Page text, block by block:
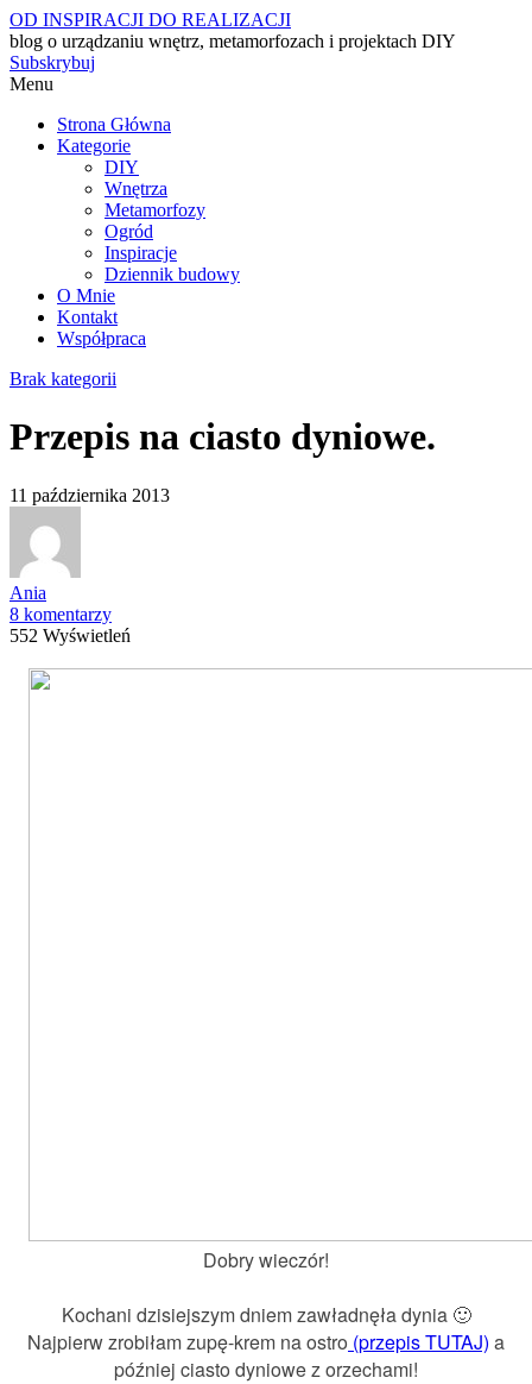
OD INSPIRACJI DO REALIZACJI
blog o urządzaniu wnętrz, metamorfozach i projektach DIY
Subskrybuj
Menu
Strona Główna
Kategorie
DIY
Wnętrza
Metamorfozy
Ogród
Inspiracje
Dziennik budowy
O Mnie
Kontakt
Współpraca
Brak kategorii
Przepis na ciasto dyniowe.
11 października 2013
Ania
8 komentarzy
552 Wyświetleń
Dobry wieczór!
Kochani dzisiejszym dniem zawładnęła dynia 🙂
Najpierw zrobiłam zupę-krem na ostro (przepis TUTAJ) a
później ciasto dyniowe z orzechami!